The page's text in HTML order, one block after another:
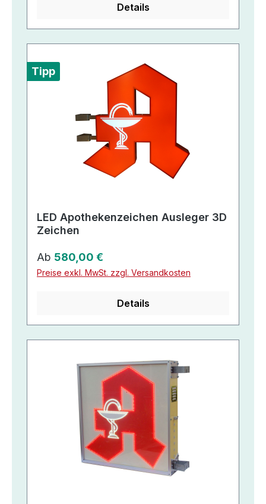
Details
Tipp
LED Apothekenzeichen Ausleger 3D
Zeichen
Regulärer Preis:
Ab 580,00 €
Preise exkl. MwSt. zzgl. Versandkosten
Details